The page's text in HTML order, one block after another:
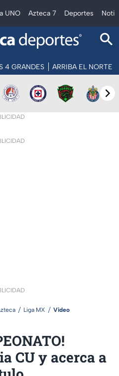
UNO Azteca 7 Deportes
4 GRANDES ARRIBA EL NORTE
Liga MX Video
CU y acerca a